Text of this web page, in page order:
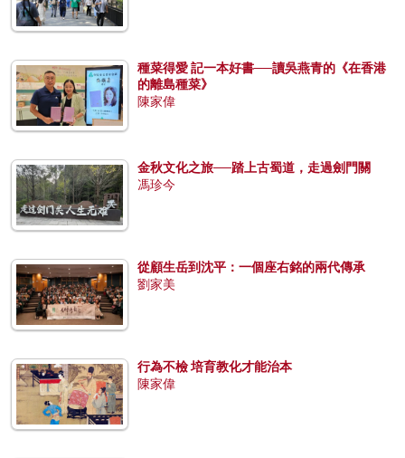
種菜得愛 記一本好書──讀吳燕青的《在香港
的離島種菜》
陳家偉
金秋文化之旅──踏上古蜀道，走過劍門關
馮珍今
從顧生岳到沈平：一個座右銘的兩代傳承
劉家美
行為不檢 培育教化才能治本
陳家偉